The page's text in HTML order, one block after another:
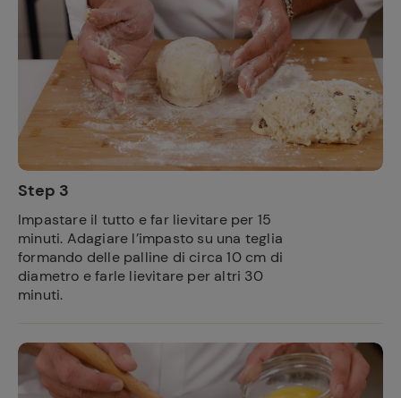
Step 3
Impastare il tutto e far lievitare per 15
minuti. Adagiare l’impasto su una teglia
formando delle palline di circa 10 cm di
diametro e farle lievitare per altri 30
minuti.